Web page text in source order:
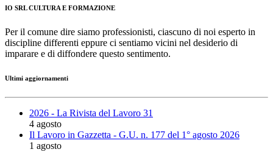
IO SRL CULTURA E FORMAZIONE
Per il comune dire siamo professionisti, ciascuno di noi esperto in
discipline differenti eppure ci sentiamo vicini nel desiderio di
imparare e di diffondere questo sentimento.
Ultimi aggiornamenti
2026 - La Rivista del Lavoro 31
4 agosto
Il Lavoro in Gazzetta - G.U. n. 177 del 1° agosto 2026
1 agosto